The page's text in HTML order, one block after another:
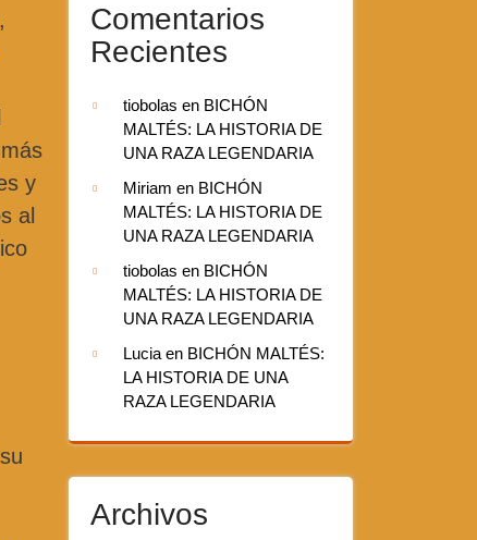
y
al
Comentarios
Recientes
tiobolas en BICHÓN
MALTÉS: LA HISTORIA DE
UNA RAZA LEGENDARIA
Miriam en BICHÓN
MALTÉS: LA HISTORIA DE
UNA RAZA LEGENDARIA
tiobolas en BICHÓN
MALTÉS: LA HISTORIA DE
UNA RAZA LEGENDARIA
Lucia en BICHÓN MALTÉS:
LA HISTORIA DE UNA
RAZA LEGENDARIA
Archivos